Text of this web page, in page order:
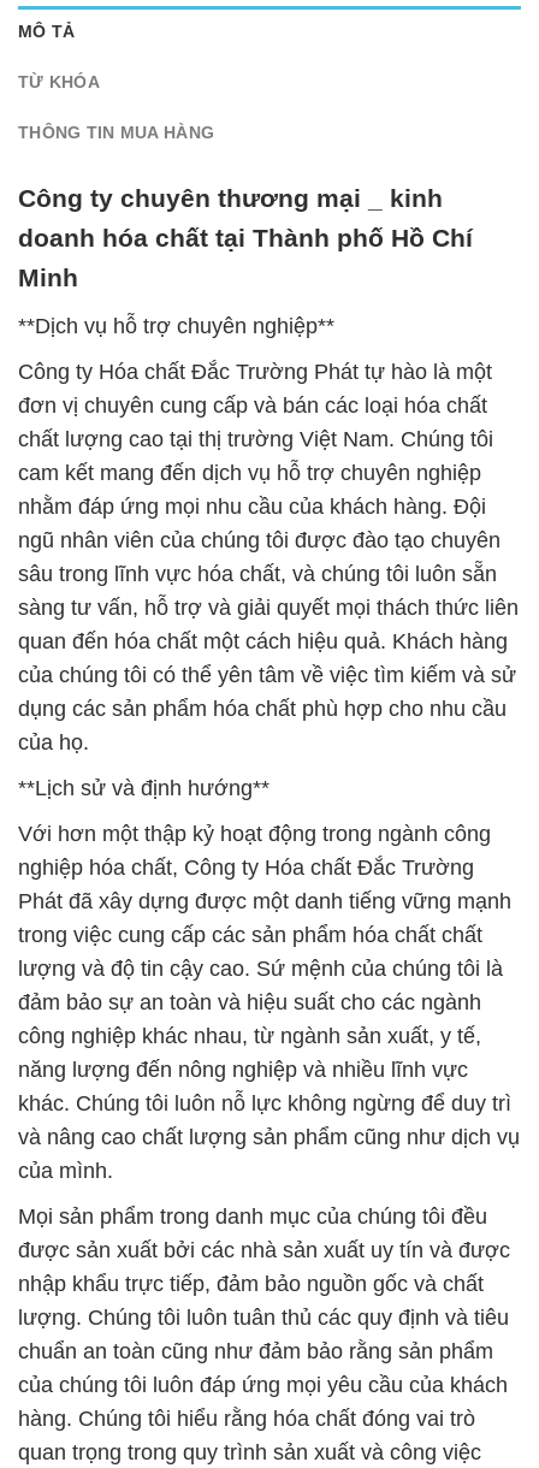
MÔ TẢ
TỪ KHÓA
THÔNG TIN MUA HÀNG
Công ty chuyên thương mại _ kinh
doanh hóa chất tại Thành phố Hồ Chí
Minh
**Dịch vụ hỗ trợ chuyên nghiệp**
Công ty Hóa chất Đắc Trường Phát tự hào là một
đơn vị chuyên cung cấp và bán các loại hóa chất
chất lượng cao tại thị trường Việt Nam. Chúng tôi
cam kết mang đến dịch vụ hỗ trợ chuyên nghiệp
nhằm đáp ứng mọi nhu cầu của khách hàng. Đội
ngũ nhân viên của chúng tôi được đào tạo chuyên
sâu trong lĩnh vực hóa chất, và chúng tôi luôn sẵn
sàng tư vấn, hỗ trợ và giải quyết mọi thách thức liên
quan đến hóa chất một cách hiệu quả. Khách hàng
của chúng tôi có thể yên tâm về việc tìm kiếm và sử
dụng các sản phẩm hóa chất phù hợp cho nhu cầu
của họ.
**Lịch sử và định hướng**
Với hơn một thập kỷ hoạt động trong ngành công
nghiệp hóa chất, Công ty Hóa chất Đắc Trường
Phát đã xây dựng được một danh tiếng vững mạnh
trong việc cung cấp các sản phẩm hóa chất chất
lượng và độ tin cậy cao. Sứ mệnh của chúng tôi là
đảm bảo sự an toàn và hiệu suất cho các ngành
công nghiệp khác nhau, từ ngành sản xuất, y tế,
năng lượng đến nông nghiệp và nhiều lĩnh vực
khác. Chúng tôi luôn nỗ lực không ngừng để duy trì
và nâng cao chất lượng sản phẩm cũng như dịch vụ
của mình.
Mọi sản phẩm trong danh mục của chúng tôi đều
được sản xuất bởi các nhà sản xuất uy tín và được
nhập khẩu trực tiếp, đảm bảo nguồn gốc và chất
lượng. Chúng tôi luôn tuân thủ các quy định và tiêu
chuẩn an toàn cũng như đảm bảo rằng sản phẩm
của chúng tôi luôn đáp ứng mọi yêu cầu của khách
hàng. Chúng tôi hiểu rằng hóa chất đóng vai trò
quan trọng trong quy trình sản xuất và công việc